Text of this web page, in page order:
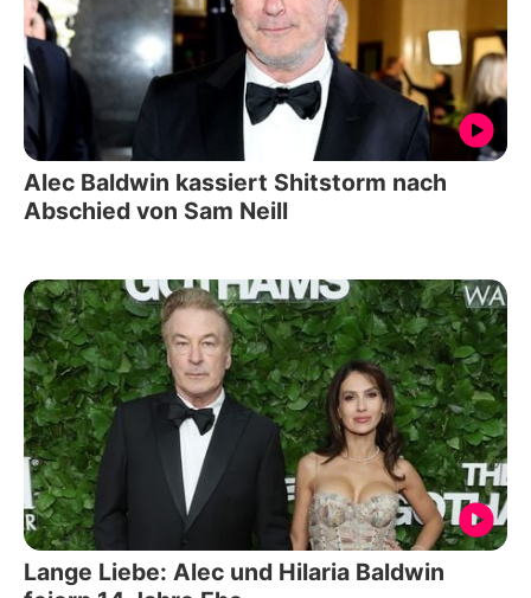
Alec Baldwin kassiert Shitstorm nach
Abschied von Sam Neill
Lange Liebe: Alec und Hilaria Baldwin